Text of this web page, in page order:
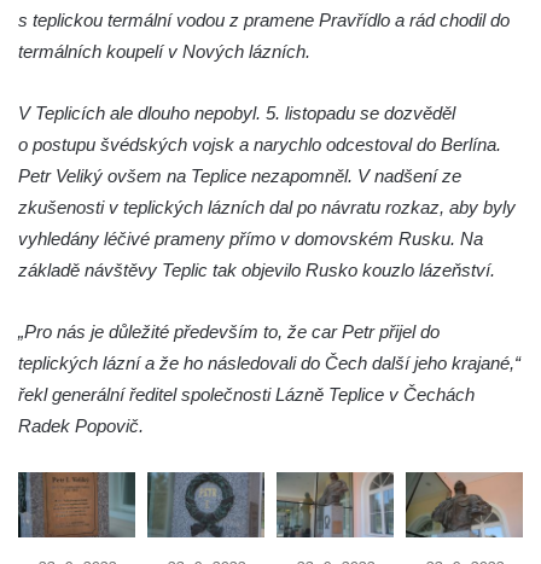
Lavička Kůň Převalského v ZOO Hluboká
Lysá nad Labem, barokní město Šporkovo
Socha Roháč v ZOO Hluboká
Socha Mystik v ZOO Hluboká
Reliéf Rodina a práce na budově záložny
čp. 69/1 v Českých Budějovicích
Socha Jana Valeria Jirsíka u Černé věže v
Socha Krista klesajícího pod křížem u
kostela svatého Mikuláše v Českých
Budějovicích
Socha svatého Jana Nepomuckého u
Budějovicích
Socha S tebou v parku na Senovážném
s teplickou termální vodou z pramene Pravřídlo a rád chodil do
termálních koupelí v Nových lázních.
V Teplicích ale dlouho nepobyl. 5. listopadu se dozvěděl
o postupu švédských vojsk a narychlo odcestoval do Berlína.
Petr Veliký ovšem na Teplice nezapomněl. V nadšení ze
zkušenosti v teplických lázních dal po návratu rozkaz, aby byly
vyhledány léčivé prameny přímo v domovském Rusku. Na
základě návštěvy Teplic tak objevilo Rusko kouzlo lázeňství.
„Pro nás je důležité především to, že car Petr přijel do
teplických lázní a že ho následovali do Čech další jeho krajané,“
řekl generální ředitel společnosti Lázně Teplice v Čechách
Radek Popovič.